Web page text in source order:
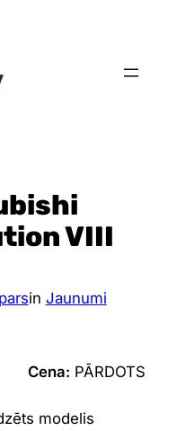
VIII
in Jaunumi
Cena: PĀRDOTS
modelis